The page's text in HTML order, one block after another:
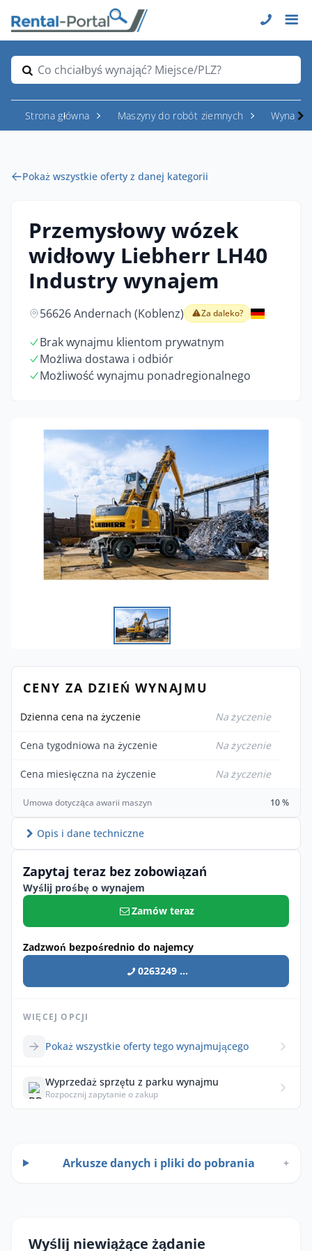
Co chciałbyś wynająć? Miejsce/PLZ?
Strona główna Maszyny do robót ziemnych
Pokaż wszystkie oferty z danej kategorii
Przemysłowy wózek
widłowy Liebherr LH40
Industry wynajem
56626 Andernach (Koblenz) Za daleko?
Brak wynajmu klientom prywatnym
Możliwa dostawa i odbiór
Możliwość wynajmu ponadregionalnego
CENY ZA DZIEŃ WYNAJMU
Dzienna cena na życzenie Na życzenie
Cena tygodniowa na życzenie Na życzenie
Cena miesięczna na życzenie Na życzenie
Umowa dotycząca awarii maszyn 10 %
Opis i dane techniczne
Zapytaj teraz bez zobowiązań
Wyślij prośbę o wynajem
Zamów teraz
Zadzwoń bezpośrednio do najemcy
0263249 ...
WIĘCEJ OPCJI
Pokaż wszystkie oferty tego wynajmującego
Wyprzedaż sprzętu z parku wynajmu
Rozpocznij zapytanie o zakup
Arkusze danych i pliki do pobrania +
Wyślij niewiążące żądanie